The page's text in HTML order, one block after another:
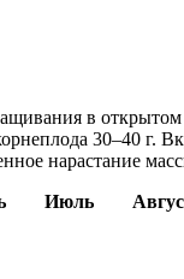
в
30–40 г.
нарастание
Июль